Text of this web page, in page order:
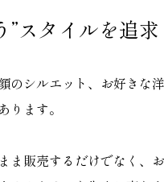
”スタイルを追求
のシルエット、お好きな
ります。
ま販売するだけでなく、